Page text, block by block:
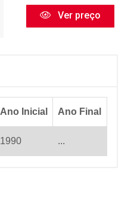
Ver preço
Ano Inicial Ano Final
1990 ...